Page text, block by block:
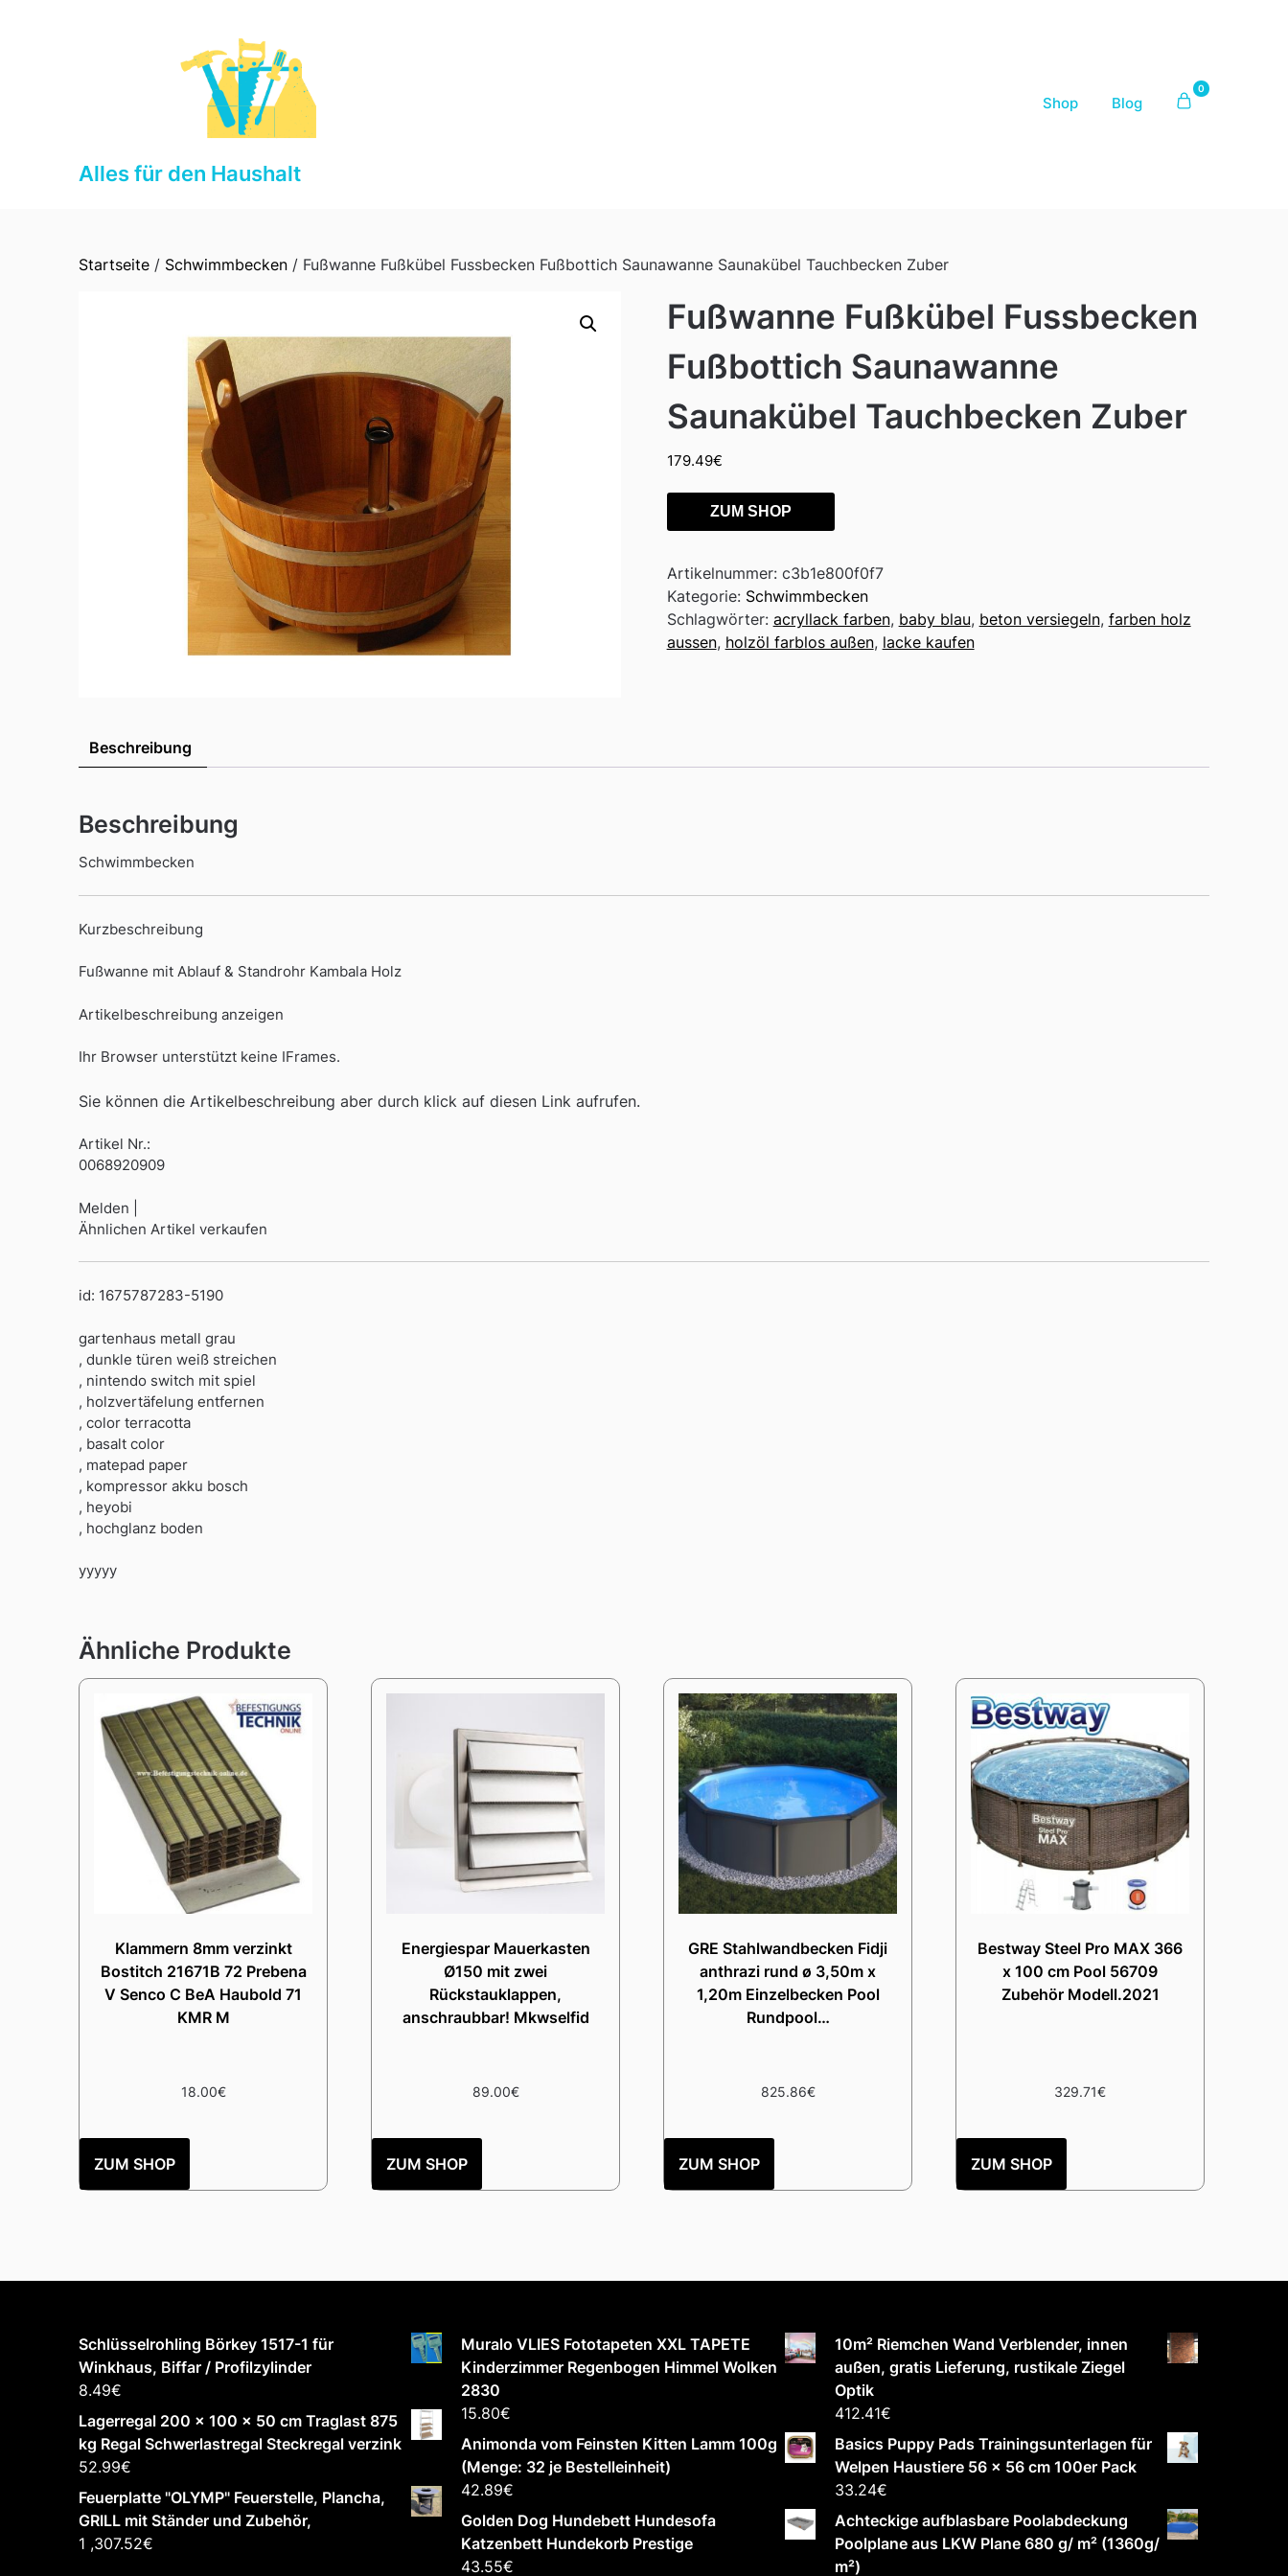
Alles für den Haushalt
Shop Blog
0
Startseite / Schwimmbecken / Fußwanne Fußkübel Fussbecken Fußbottich Saunawanne Saunakübel Tauchbecken Zuber
Fußwanne Fußkübel Fussbecken
Fußbottich Saunawanne
Saunakübel Tauchbecken Zuber
179.49€
ZUM SHOP
Artikelnummer: c3b1e800f0f7
Kategorie: Schwimmbecken
Schlagwörter: acryllack farben, baby blau, beton versiegeln, farben holz
aussen, holzöl farblos außen, lacke kaufen
Beschreibung
Beschreibung
Schwimmbecken
Kurzbeschreibung
Fußwanne mit Ablauf & Standrohr Kambala Holz
Artikelbeschreibung anzeigen
Ihr Browser unterstützt keine IFrames.
Sie können die Artikelbeschreibung aber durch klick auf diesen Link aufrufen.
Artikel Nr.:
0068920909
Melden |
Ähnlichen Artikel verkaufen
id: 1675787283-5190
gartenhaus metall grau
, dunkle türen weiß streichen
, nintendo switch mit spiel
, holzvertäfelung entfernen
, color terracotta
, basalt color
, matepad paper
, kompressor akku bosch
, heyobi
, hochglanz boden
yyyyy
Ähnliche Produkte
Klammern 8mm verzinkt
Bostitch 21671B 72 Prebena
V Senco C BeA Haubold 71
KMR M
18.00€
ZUM SHOP
Energiespar Mauerkasten
Ø150 mit zwei
Rückstauklappen,
anschraubbar! Mkwselfid
89.00€
ZUM SHOP
GRE Stahlwandbecken Fidji
anthrazi rund ø 3,50m x
1,20m Einzelbecken Pool
Rundpool…
825.86€
ZUM SHOP
Bestway Steel Pro MAX 366
x 100 cm Pool 56709
Zubehör Modell.2021
329.71€
ZUM SHOP
Schlüsselrohling Börkey 1517-1 für
Winkhaus, Biffar / Profilzylinder
8.49€
Lagerregal 200 x 100 x 50 cm Traglast 875
kg Regal Schwerlastregal Steckregal verzink
52.99€
Feuerplatte "OLYMP" Feuerstelle, Plancha,
GRILL mit Ständer und Zubehör,
1 ,307.52€
Muralo VLIES Fototapeten XXL TAPETE
Kinderzimmer Regenbogen Himmel Wolken
2830
15.80€
Animonda vom Feinsten Kitten Lamm 100g
(Menge: 32 je Bestelleinheit)
42.89€
Golden Dog Hundebett Hundesofa
Katzenbett Hundekorb Prestige
43.55€
10m² Riemchen Wand Verblender, innen
außen, gratis Lieferung, rustikale Ziegel
Optik
412.41€
Basics Puppy Pads Trainingsunterlagen für
Welpen Haustiere 56 x 56 cm 100er Pack
33.24€
Achteckige aufblasbare Poolabdeckung
Poolplane aus LKW Plane 680 g/ m² (1360g/
m²)